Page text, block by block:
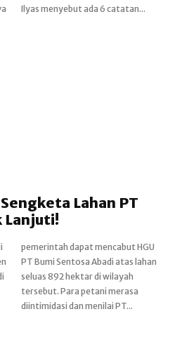
Ilyas menyebut ada 6 catatan...
Lahan PT
Lanjuti!
diintimidasi dan menilai PT...